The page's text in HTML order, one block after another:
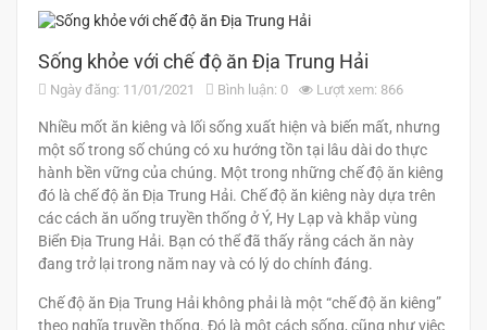
Sống khỏe với chế độ ăn Địa Trung Hải
Ngày đăng: 11/01/2021 Bình luận: 0 Lượt xem: 866
Nhiều mốt ăn kiêng và lối sống xuất hiện và biến mất, nhưng
một số trong số chúng có xu hướng tồn tại lâu dài do thực
hành bền vững của chúng. Một trong những chế độ ăn kiêng
đó là chế độ ăn Địa Trung Hải. Chế độ ăn kiêng này dựa trên
các cách ăn uống truyền thống ở Ý, Hy Lạp và khắp vùng
Biển Địa Trung Hải. Bạn có thể đã thấy rằng cách ăn này
đang trở lại trong năm nay và có lý do chính đáng.
Chế độ ăn Địa Trung Hải không phải là một “chế độ ăn kiêng”
theo nghĩa truyền thống. Đó là một cách sống, cũng như việc